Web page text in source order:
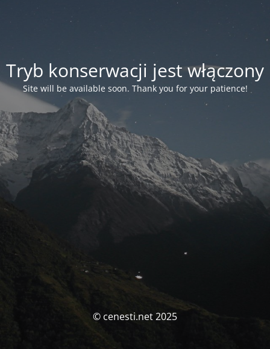
Tryb konserwacji jest włączony
Site will be available soon. Thank you for your patience!
© cenesti.net 2025